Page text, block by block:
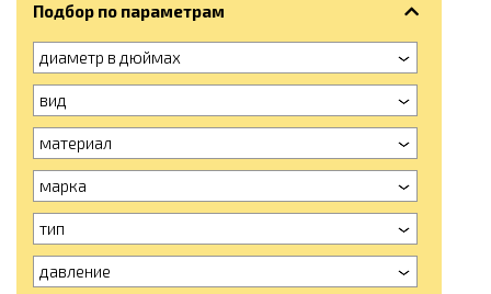
Подбор по параметрам
диаметр в дюймах
вид
материал
марка
тип
давление